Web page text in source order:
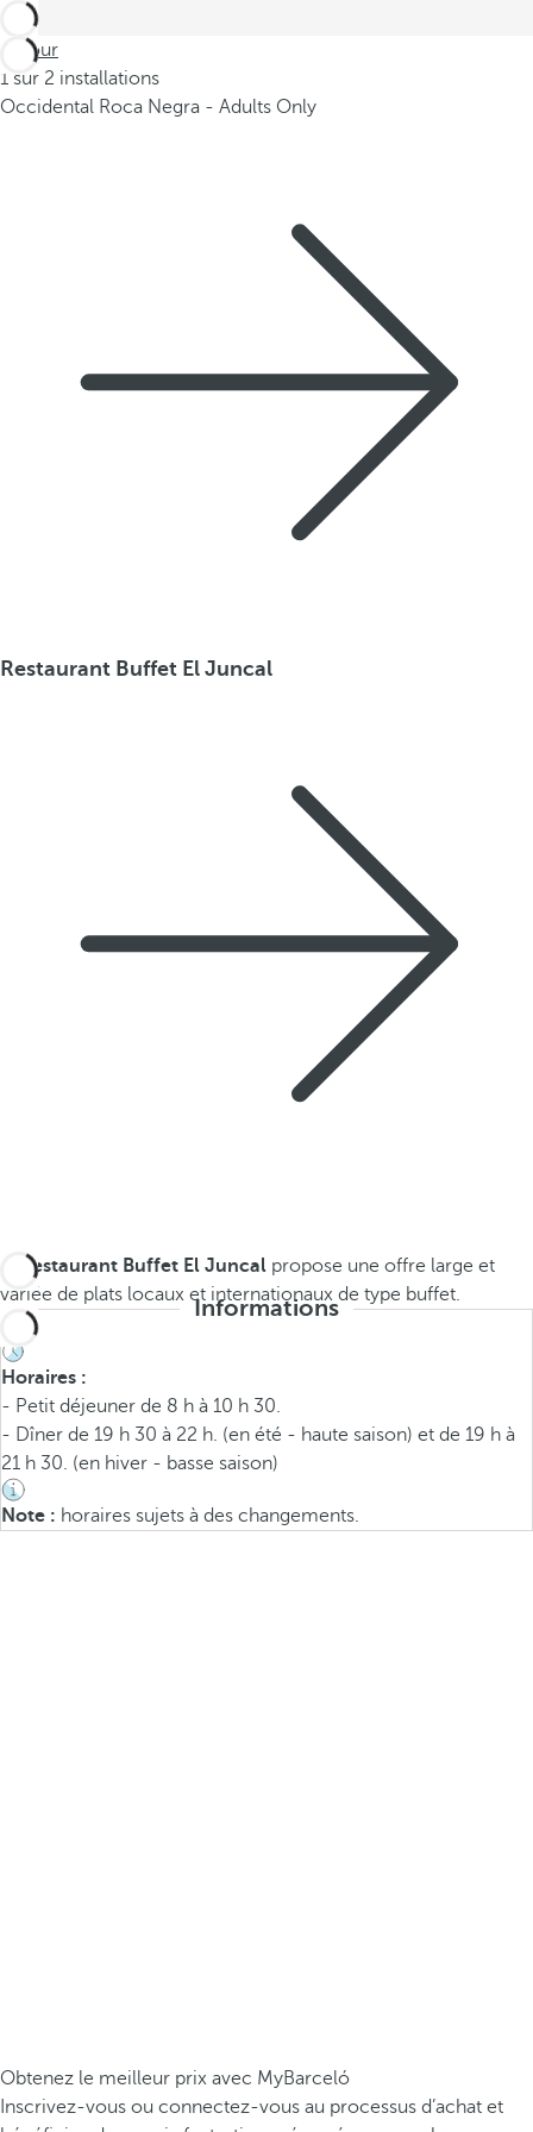
Retour
1 sur 2 installations
Occidental Roca Negra - Adults Only
Restaurant Buffet El Juncal
restaurant Buffet El Juncal propose une offre large et
variée de plats locaux et internationaux de type buffet.
Informations
Horaires :
- Petit déjeuner de 8 h à 10 h 30.
- Dîner de 19 h 30 à 22 h. (en été - haute saison) et de 19 h à
21 h 30. (en hiver - basse saison)
Note : horaires sujets à des changements.
Obtenez le meilleur prix avec MyBarceló
Inscrivez-vous ou connectez-vous au processus d’achat et